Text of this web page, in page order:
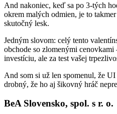
And nakoniec, keď sa po 3‑tých
okrem malých odmien, je to
skutočný lesk.
Jedným slovom: celý tento
obchode so zlomenými cenovkami
investíciu, ale za test vašej
And som si už len spomenul, že
drobný, že ho aj šikovný hráč
BeA Slovensko, spol. s r. o.